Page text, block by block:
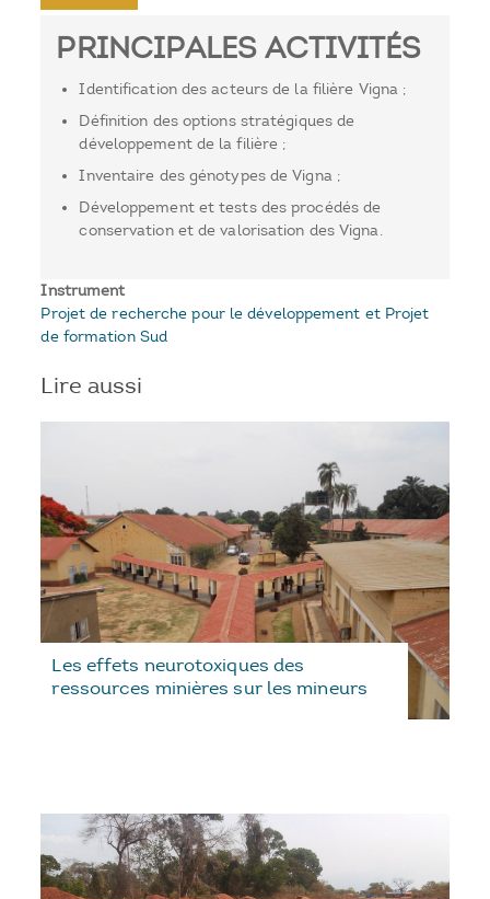
PRINCIPALES ACTIVITÉS
Identification des acteurs de la filière Vigna ;
Définition des options stratégiques de
développement de la filière ;
Inventaire des génotypes de Vigna ;
Développement et tests des procédés de
conservation et de valorisation des Vigna.
Instrument
Projet de recherche pour le développement et Projet
de formation Sud
Lire aussi
Les effets neurotoxiques des
ressources minières sur les mineurs